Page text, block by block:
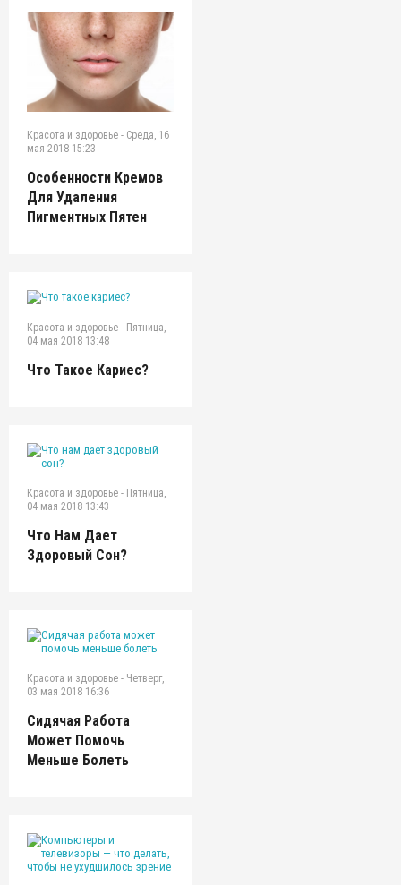
Красота и здоровье - Среда, 16
мая 2018 15:23
Особенности Кремов
Для Удаления
Пигментных Пятен
Красота и здоровье - Пятница,
04 мая 2018 13:48
Что Такое Кариес?
Красота и здоровье - Пятница,
04 мая 2018 13:43
Что Нам Дает
Здоровый Сон?
Красота и здоровье - Четверг,
03 мая 2018 16:36
Сидячая Работа
Может Помочь
Меньше Болеть